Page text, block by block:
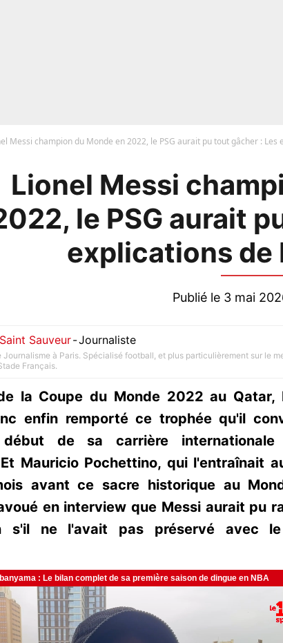
Messi champion du Monde en 2022, le PSG aurait pu tout gâcher : Les
Lionel Messi
le PSG aurait
explications de
Publié le 3 mai
Sauveur-Journaliste
Journalisme à Paris. Spécialisé football, et plus particulièrement sur le
Français.
la Coupe du Monde 2022 au Qatar,
enfin remporté ce trophée qu'il
de sa carrière internationale
Mauricio Pochettino, qui l'entraînait
avant ce sacre historique au
en interview que Messi aurait pu
s'il ne l'avait pas préservé avec